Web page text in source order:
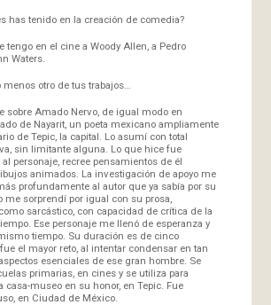
has tenido en la creación de comedia?
tengo en el cine a Woody Allen, a Pedro
Waters.
otro de tus trabajos…
sobre Amado Nervo, de igual modo en
de Nayarit, un poeta mexicano ampliamente
de Tepic, la capital. Lo asumí con total
sin limitante alguna. Lo que hice fue
personaje, recree pensamientos de él
animados. La investigación de apoyo me
profundamente al autor que ya sabía por su
me sorprendí por igual con su prosa,
sarcástico, con capacidad de crítica de la
Ese personaje me llenó de esperanza y
tiempo. Su duración es de cinco
el mayor reto, al intentar condensar en tan
esenciales de ese gran hombre. Se
primarias, en cines y se utiliza para
casa-museo en su honor, en Tepic. Fue
en Ciudad de México.